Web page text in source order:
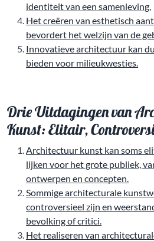
identiteit van een samenleving.
Het creëren van esthetisch
bevordert het welzijn van de
Innovatieve architectuur kan
bieden voor milieukwesties.
Drie Uitdagingen van
Kunst: Elitair,
Architectuur kunst kan soms
lijken voor het grote publiek,
ontwerpen en concepten.
Sommige architecturale
controversieel zijn en
bevolking of critici.
Het realiseren van